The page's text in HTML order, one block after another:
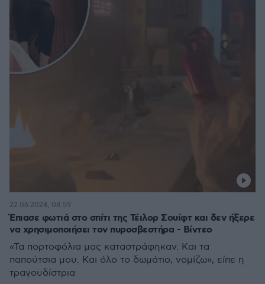
Έπιασε φωτιά στο σπίτι της Τέιλορ Σουίφτ και δεν ήξερε
να χρησιμοποιήσει τον πυροσβεστήρα - Βίντεο
«Τα πορτοφόλια μας καταστράφηκαν. Και τα
παπούτσια μου. Και όλο το δωμάτιο, νομίζω», είπε η
τραγουδίστρια
22.06.2024, 08:59